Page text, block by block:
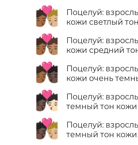
🧑🏾‍❤️‍💋‍🧑🏼
Поцелуй:
кожи светлый
🧑🏾‍❤️‍💋‍🧑🏽
Поцелуй:
кожи средний
🧑🏾‍❤️‍💋‍🧑🏿
Поцелуй:
кожи очень
🧑🏿‍❤️‍💋‍🧑🏻
Поцелуй:
темный тон кожи
🧑🏿‍❤️‍💋‍🧑🏼
Поцелуй:
темный тон